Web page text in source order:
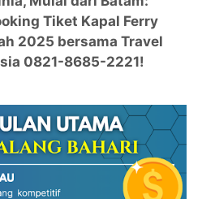
Tiket Kapal Ferry
2025 bersama Travel
0821-8685-2221!